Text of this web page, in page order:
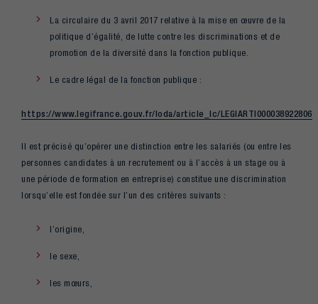
La circulaire du 3 avril 2017 relative à la mise en œuvre de la
politique d’égalité, de lutte contre les discriminations et de
promotion de la diversité dans la fonction publique.
Le cadre légal de la fonction publique :
https://www.legifrance.gouv.fr/loda/article_lc/LEGIARTI000038922806
Il est précisé qu’opérer une distinction entre les salariés (ou entre les
personnes candidates à un recrutement ou à l’accès à un stage ou à
une période de formation en entreprise) constitue une discrimination
lorsqu’elle est fondée sur l’un des critères suivants :
l’origine,
le sexe,
les mœurs,